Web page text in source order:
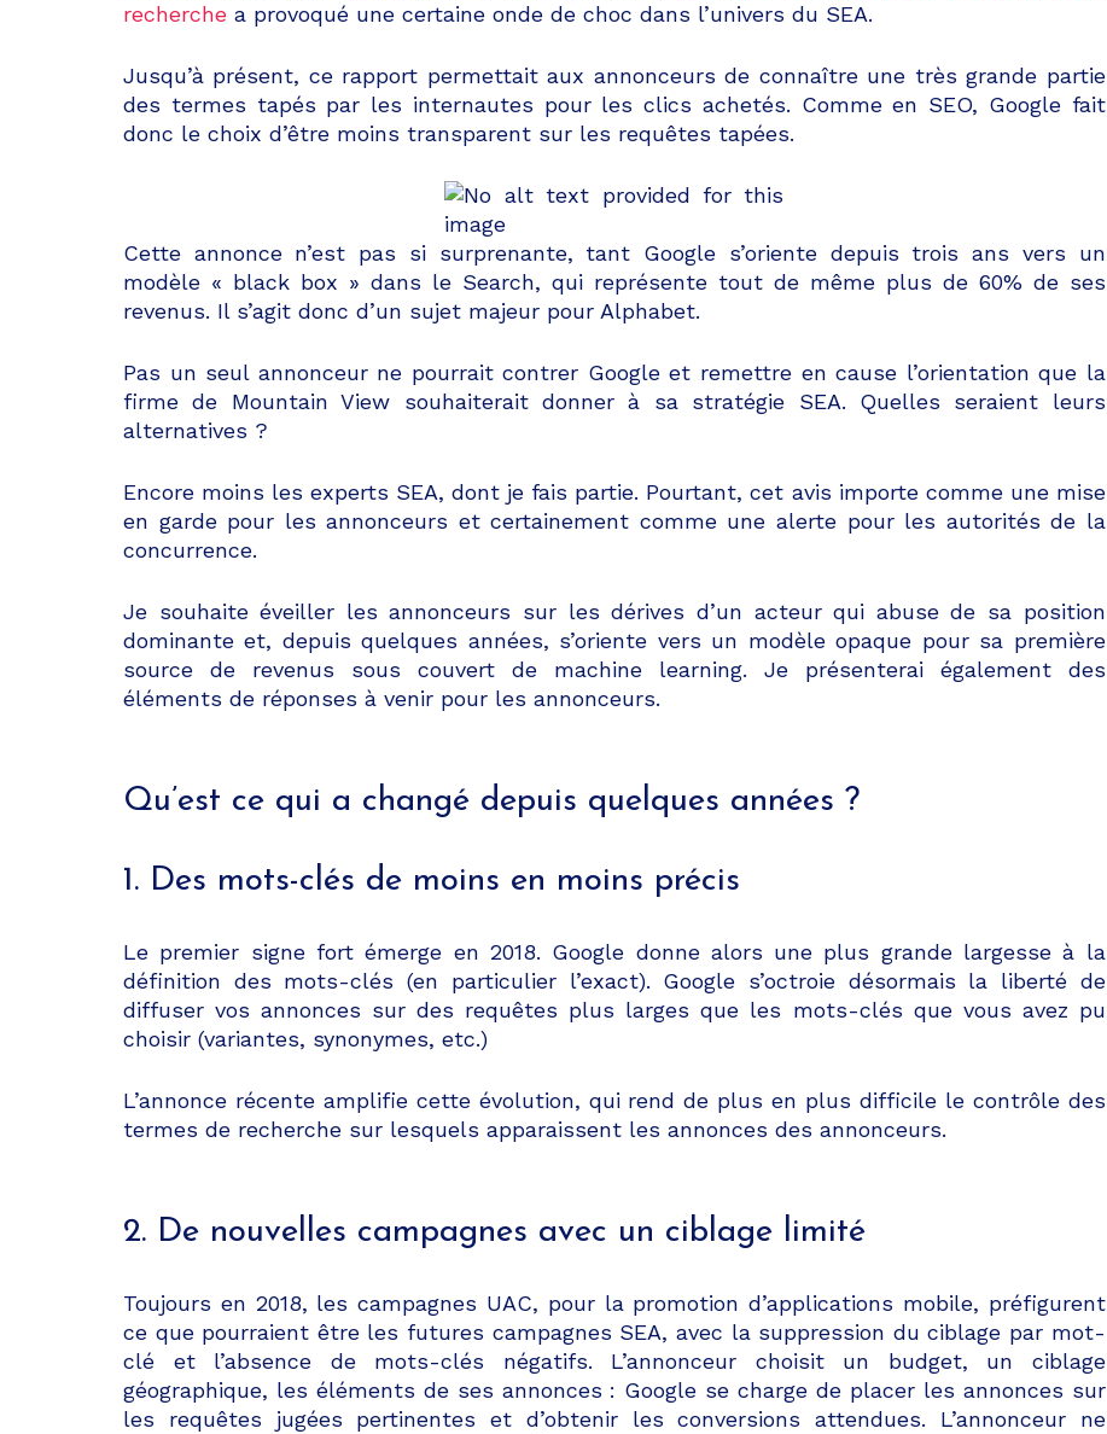
recherche a provoqué une certaine onde de choc dans l’univers du SEA.
Jusqu’à présent, ce rapport permettait aux annonceurs de connaître une très grande partie
des termes tapés par les internautes pour les clics achetés. Comme en SEO, Google fait
donc le choix d’être moins transparent sur les requêtes tapées.
Cette annonce n’est pas si surprenante, tant Google s’oriente depuis trois ans vers un
modèle « black box » dans le Search, qui représente tout de même plus de 60% de ses
revenus. Il s’agit donc d’un sujet majeur pour Alphabet.
Pas un seul annonceur ne pourrait contrer Google et remettre en cause l’orientation que la
firme de Mountain View souhaiterait donner à sa stratégie SEA. Quelles seraient leurs
alternatives ?
Encore moins les experts SEA, dont je fais partie. Pourtant, cet avis importe comme une mise
en garde pour les annonceurs et certainement comme une alerte pour les autorités de la
concurrence.
Je souhaite éveiller les annonceurs sur les dérives d’un acteur qui abuse de sa position
dominante et, depuis quelques années, s’oriente vers un modèle opaque pour sa première
source de revenus sous couvert de machine learning. Je présenterai également des
éléments de réponses à venir pour les annonceurs.
Qu’est ce qui a changé depuis quelques années ?
1. Des mots-clés de moins en moins précis
Le premier signe fort émerge en 2018. Google donne alors une plus grande largesse à la
définition des mots-clés (en particulier l’exact). Google s’octroie désormais la liberté de
diffuser vos annonces sur des requêtes plus larges que les mots-clés que vous avez pu
choisir (variantes, synonymes, etc.)
L’annonce récente amplifie cette évolution, qui rend de plus en plus difficile le contrôle des
termes de recherche sur lesquels apparaissent les annonces des annonceurs.
2. De nouvelles campagnes avec un ciblage limité
Toujours en 2018, les campagnes UAC, pour la promotion d’applications mobile, préfigurent
ce que pourraient être les futures campagnes SEA, avec la suppression du ciblage par mot-
clé et l’absence de mots-clés négatifs. L’annonceur choisit un budget, un ciblage
géographique, les éléments de ses annonces : Google se charge de placer les annonces sur
les requêtes jugées pertinentes et d’obtenir les conversions attendues. L’annonceur ne